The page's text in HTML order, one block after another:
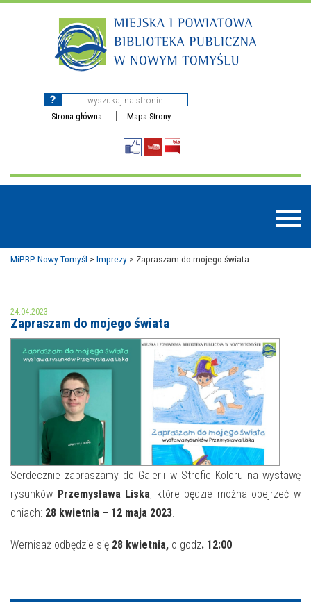
Strona główna Mapa Strony
MOJE KONTO
AKTUALNOŚCI
NAJBLIŻSZE WYDARZENIA
WYDARZENIA BIEŻĄCE
WYDARZYŁO SIĘ
NASZA OFERTA
STREFA WIEDZY O REGIONIE
STREFA KOLORU
FORMY STAŁE
NASZE FILIE
MiPBP Nowy Tomyśl > Imprezy > Zapraszam do mojego świata
24.04.2023
Zapraszam do mojego świata
Serdecznie zapraszamy do Galerii w Strefie Koloru na wystawę
rysunków Przemysława Liska, które będzie można obejrzeć w
dniach: 28 kwietnia – 12 maja 2023.
Wernisaż odbędzie się 28 kwietnia, o godz. 12:00